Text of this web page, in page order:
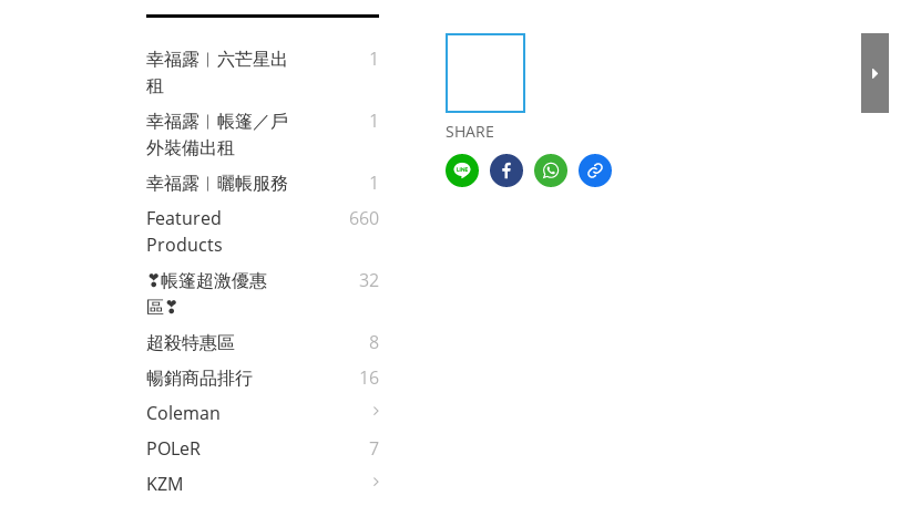
幸福露︱六芒星出
租
1
幸福露︱帳篷／戶
外裝備出租
1
幸福露︱曬帳服務
1
Featured
Products
660
❣帳篷超激優惠
區❣
32
超殺特惠區
8
暢銷商品排行
16
Coleman
POLeR
7
KZM
SHARE